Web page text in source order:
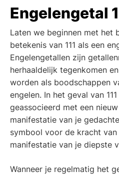
Engelengetal
Laten we beginnen met het
betekenis van 111 als een
Engelengetallen zijn
herhaaldelijk tegenkomen
worden als boodschappen
engelen. In het geval van
geassocieerd met een
manifestatie van je
symbool voor de kracht
manifestatie van je diepste
Wanneer je regelmatig het